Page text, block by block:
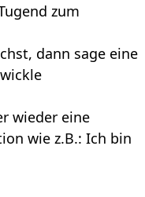
zum
dann sage eine
wieder eine
wie z.B.: Ich bin